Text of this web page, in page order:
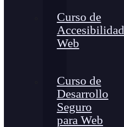
Curso de
Accesibilidad
Web
Curso de
Desarrollo
Seguro
para Web